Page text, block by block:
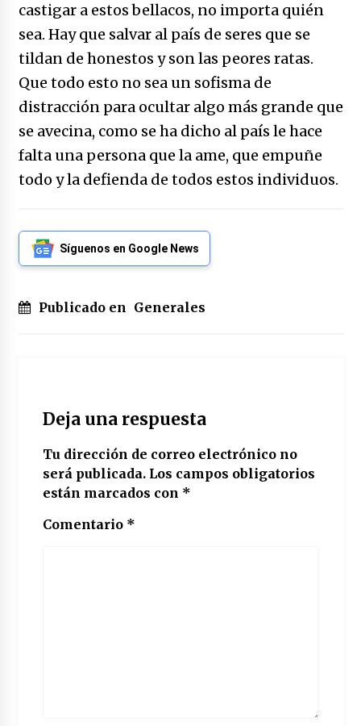
castigar a estos bellacos, no importa quién
sea. Hay que salvar al país de seres que se
tildan de honestos y son las peores ratas.
Que todo esto no sea un sofisma de
distracción para ocultar algo más grande que
se avecina, como se ha dicho al país le hace
falta una persona que la ame, que empuñe
todo y la defienda de todos estos individuos.
Síguenos en Google News
Publicado en Generales
Deja una respuesta
Tu dirección de correo electrónico no
será publicada. Los campos obligatorios
están marcados con *
Comentario *